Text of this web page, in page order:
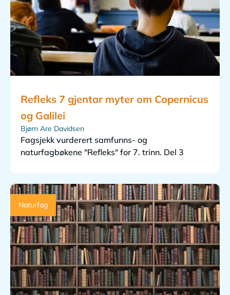
Refleks 7 gjentar myter om Copernicus
og Galilei
Bjørn Are Davidsen
Fagsjekk vurderert samfunns- og
naturfagbøkene "Refleks" for 7. trinn. Del 3
Naturfag